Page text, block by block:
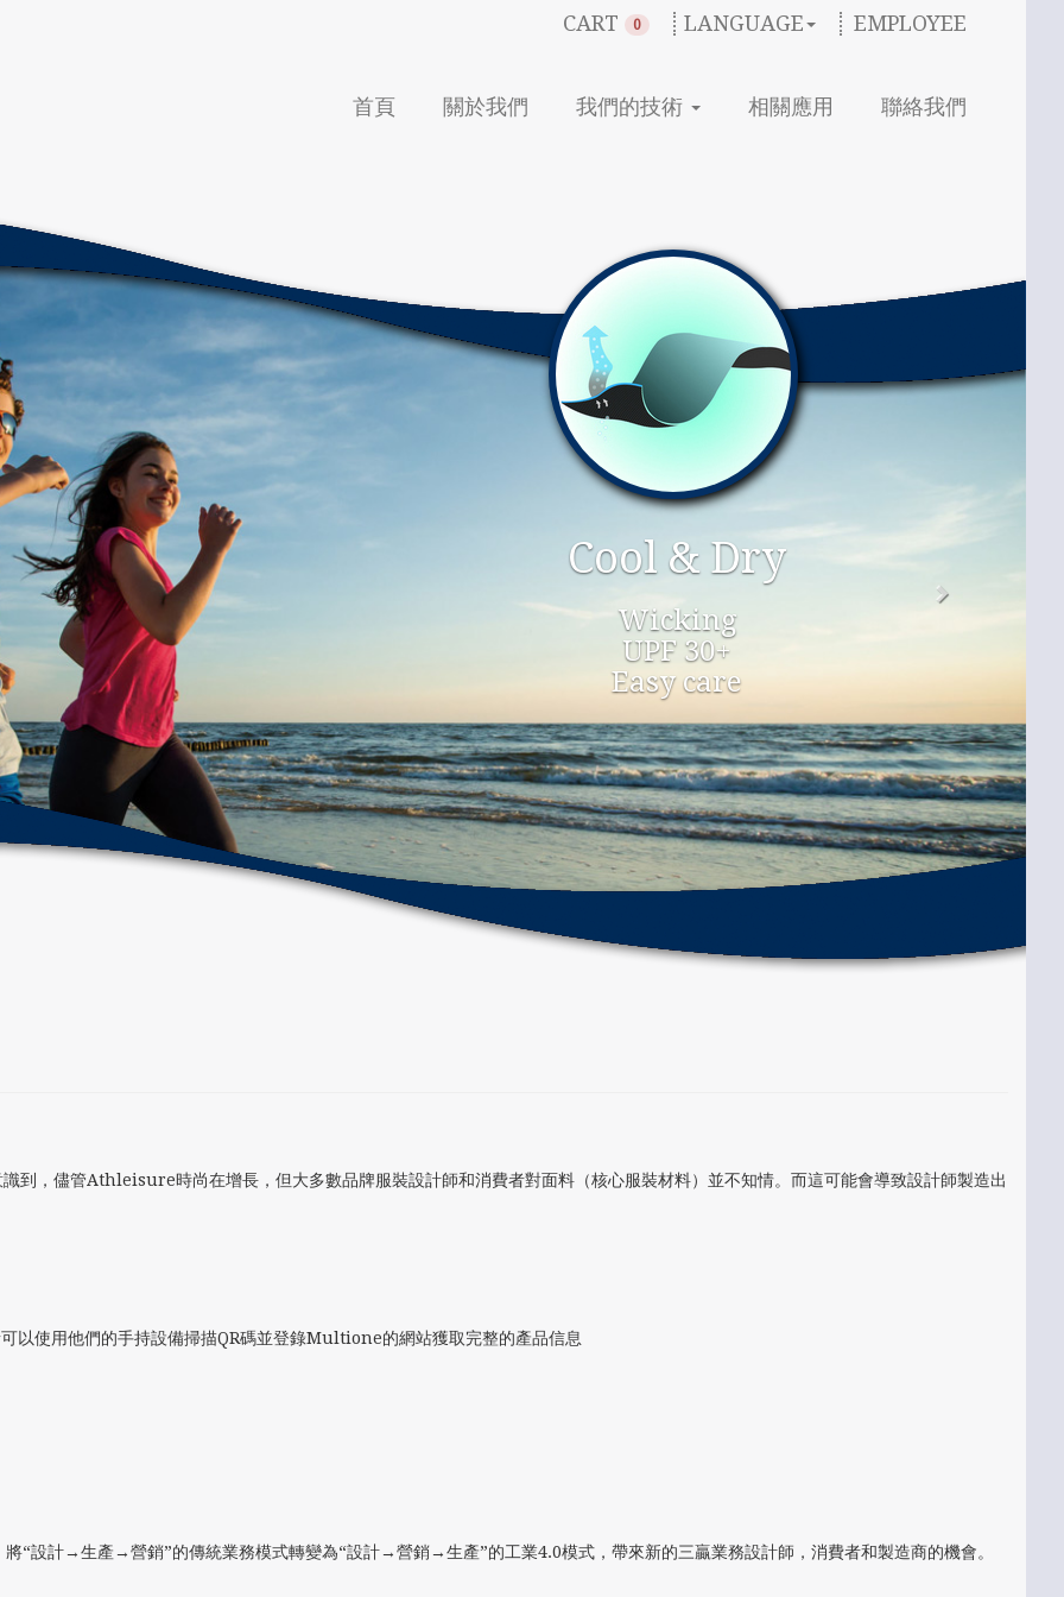
EMPLOYEE
CART 0 LANGUAGE
聯絡我們
相關應用
我們的技術
關於我們
首頁
Cool & Dry
Wicking
UPF 30+
Easy care
到，儘管Athleisure時尚在增長，但大多數品牌服裝設計師和消費者對面料（核心服裝材料）並不知情。而這可能會導致設計師製造出
以使用他們的手持設備掃描QR碼並登錄Multione的網站獲取完整的產品信息
“設計→生產→營銷”的傳統業務模式轉變為“設計→營銷→生產”的工業4.0模式，帶來新的三贏業務設計師，消費者和製造商的機會。